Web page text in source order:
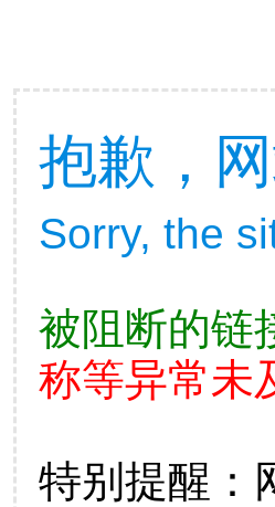
抱歉，
Sorry, the
被阻断的链
称等异常未
特别提醒：